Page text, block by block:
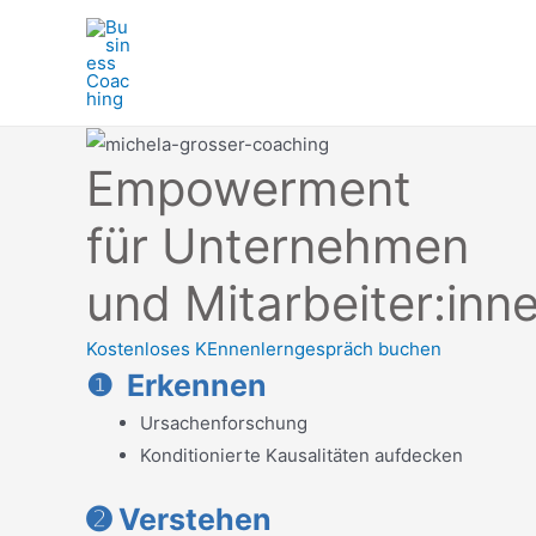
Empowerment
für Unternehmen
und
Kostenloses KEnnenlerngespräch buchen
❶ Erkennen
Ursachenforschung
Konditionierte Kausalitäten aufdecken
➋ Verstehen